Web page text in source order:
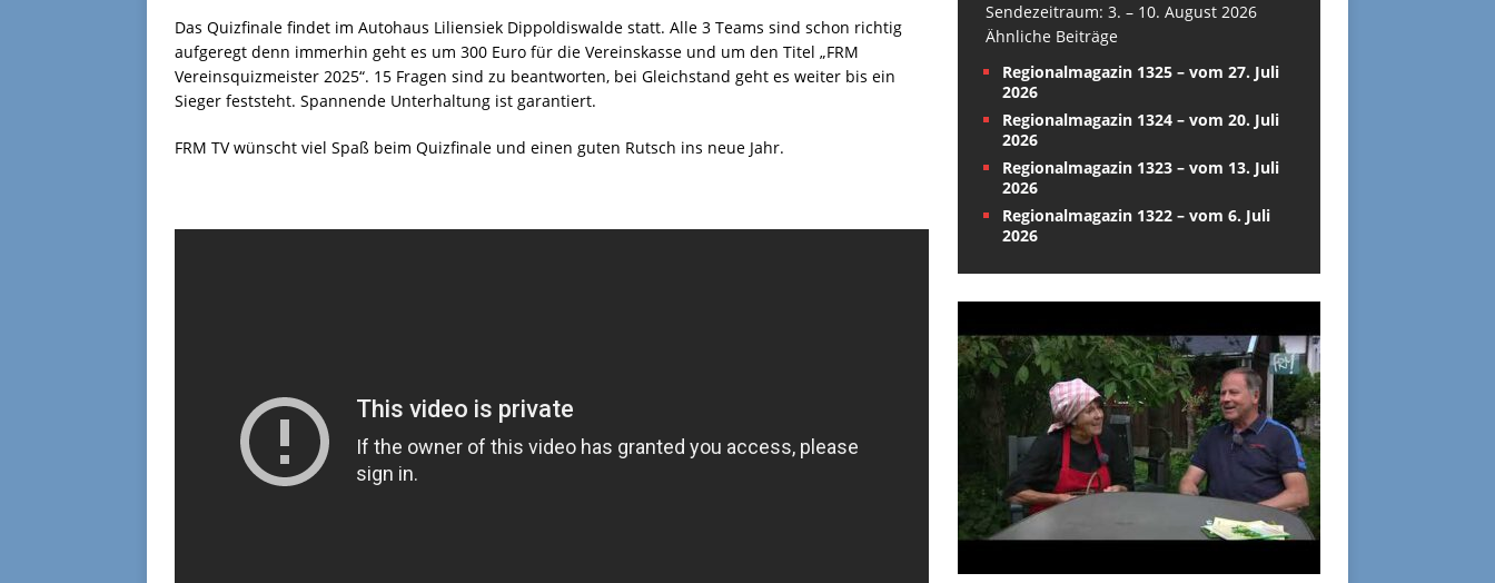
Das Quizfinale findet im Autohaus Liliensiek Dippoldiswalde statt. Alle 3 Teams sind schon richtig
aufgeregt denn immerhin geht es um 300 Euro für die Vereinskasse und um den Titel „FRM
Vereinsquizmeister 2025“. 15 Fragen sind zu beantworten, bei Gleichstand geht es weiter bis ein
Sieger feststeht. Spannende Unterhaltung ist garantiert.
FRM TV wünscht viel Spaß beim Quizfinale und einen guten Rutsch ins neue Jahr.
Sendezeitraum: 3. – 10. August 2026
Ähnliche Beiträge
Regionalmagazin 1325 – vom 27. Juli
2026
Regionalmagazin 1324 – vom 20. Juli
2026
Regionalmagazin 1323 – vom 13. Juli
2026
Regionalmagazin 1322 – vom 6. Juli
2026